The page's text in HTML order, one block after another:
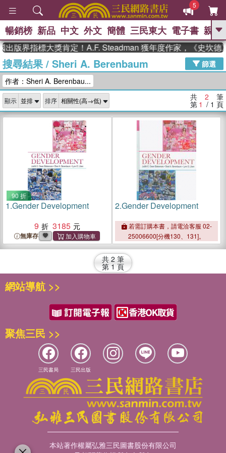
5
GO
熱搜： 東野圭吾 The Odyssey 、
父親節 、 如果歷史是一群喵 、 暑期
念華 、 台灣的李登輝時代 、 數學女
孩：黎曼猜想
偉大的迷走神經
暢銷榜 新品 中文 外文 簡體 三民東大 電子書 親子
出版界指標大獎肯定！A.F. Steadman 獲年度作家，《史坎德
搜尋結果/ Sheri A. Berenbaum
篩選
作者：Sheri A. Berenbau...
顯示 排序 共 2 筆
第 1 / 1 頁
90 折
1.Gender Development
9
3185
無庫存
2.Gender Development
若需訂購本書，請電洽客服 02-
25006600[分機130、131]。
共 2 筆
第 1 頁
網站導航 >>
聚焦三民 >>
三民書局 三民出版
本站著作權屬弘雅三民圖書股份有限公司